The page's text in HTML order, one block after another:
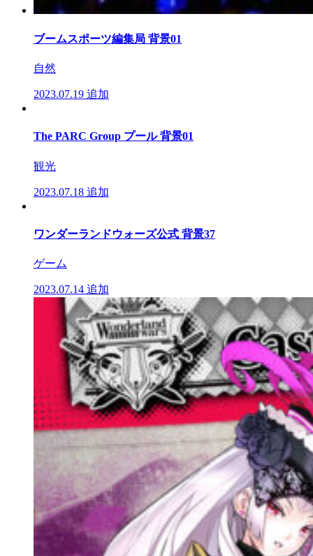
ブームスポーツ編集局 背景01
自然
2023.07.19 追加
The PARC Group プール 背景01
観光
2023.07.18 追加
ワンダーランドウォーズ公式 背景37
ゲーム
2023.07.14 追加